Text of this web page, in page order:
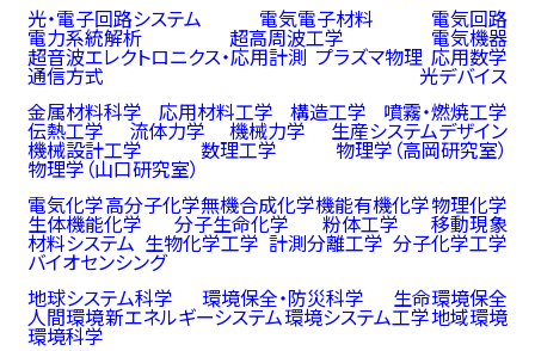
光・電子回路システム
電気電子材料 電気回路
電力系統解析 超高周波工学 電気機器
超音波エレクトロニクス・応用計測 プラズマ物理 応用数学
通信方式
光デバイス
金属材料科学
応用材料工学 構造工学 噴霧・燃焼工学
伝熱工学 流体力学 機械力学 生産システムデザイン
機械設計工学 数理工学 物理学（高岡研究室）
物理学（山口研究室）
電気化学高分子化学無機合成化学機能有機化学物理化学
生体機能化学 分子生命化学 粉体工学 移動現象
材料システム 生物化学工学 計測分離工学 分子化学工学
バイオセンシング
地球システム科学
環境保全・防災科学 生命環境保全
人間環境新エネルギーシステム環境システム工学地域環境
環境科学